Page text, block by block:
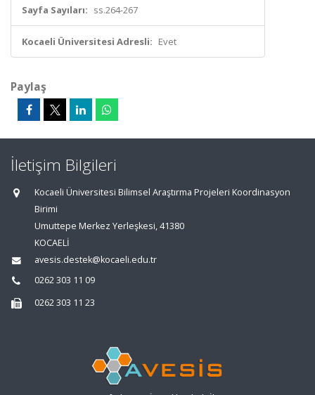
Sayfa Sayıları: ss.264-267
Kocaeli Üniversitesi Adresli: Evet
Paylaş
İletişim Bilgileri
Kocaeli Üniversitesi Bilimsel Araştırma Projeleri Koordinasyon
Birimi
Umuttepe Merkez Yerleşkesi, 41380
KOCAELİ
avesis.destek@kocaeli.edu.tr
0262 303 11 09
0262 303 11 23